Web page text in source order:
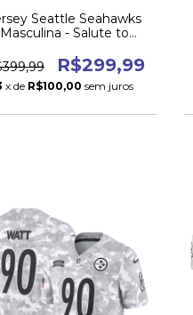
Seattle Seahawks
Masculina - Salute to
R$299,99
x de R$100,00 sem juros